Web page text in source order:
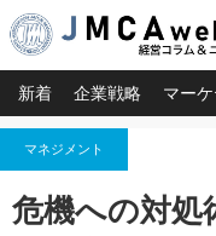
新着 企業戦略 マー
マネジメント
危機への対